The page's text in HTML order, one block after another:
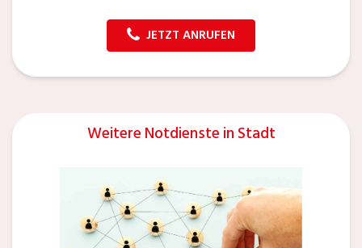
JETZT ANRUFEN
Weitere Notdienste in Stadt